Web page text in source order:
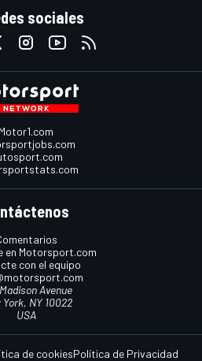
sociales
Motor1.com
en Motorsport.com
con el equipo
Avenue
York, NY 10022
USA
de cookiesPolítica de Privacidad